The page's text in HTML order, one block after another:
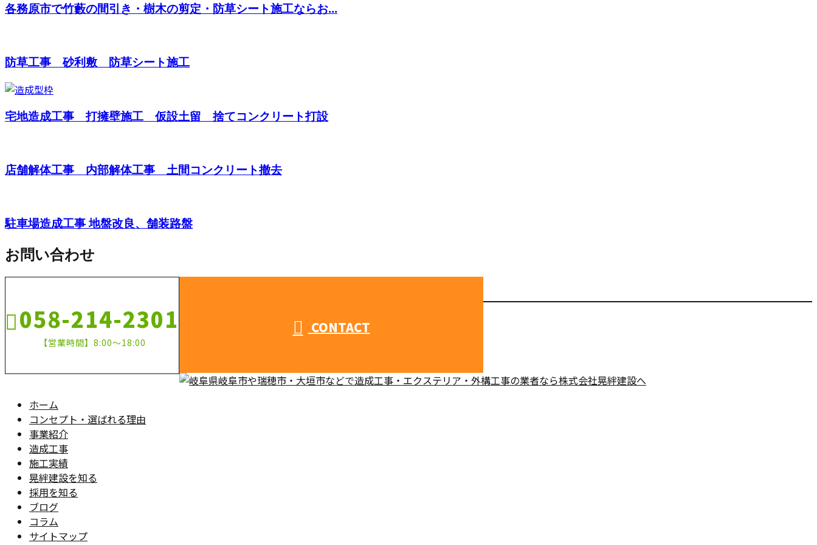
各務原市で竹藪の間引き・樹木の剪定・防草シート施工ならお...
防草工事 砂利敷 防草シート施工
宅地造成工事 打擁壁施工 仮設土留 捨てコンクリート打設
店舗解体工事 内部解体工事 土間コンクリート撤去
駐車場造成工事 地盤改良、舗装路盤
お問い合わせ
058-214-2301
【営業時間】8:00～18:00
CONTACT
ホーム
コンセプト・選ばれる理由
事業紹介
造成工事
施工実績
晃絆建設を知る
採用を知る
ブログ
コラム
サイトマップ